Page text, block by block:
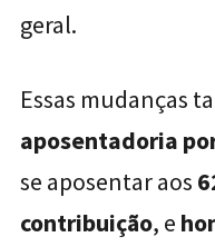
geral.
Essas mudanças
aposentadoria
se aposentar aos
contribuição, e